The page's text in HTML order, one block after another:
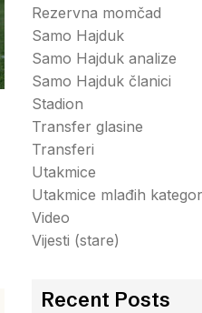
Rezervna momčad
Samo Hajduk
Samo Hajduk analize
Samo Hajduk članici
Stadion
Transfer glasine
Transferi
Utakmice
Utakmice mlađih
Video
Vijesti (stare)
Recent Posts